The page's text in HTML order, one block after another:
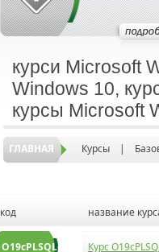
курси Microsoft
Windows 10,
курсы Microsoft
ГЛАВНАЯ Курсы |
код название
O19cPLSQL-WS Курс